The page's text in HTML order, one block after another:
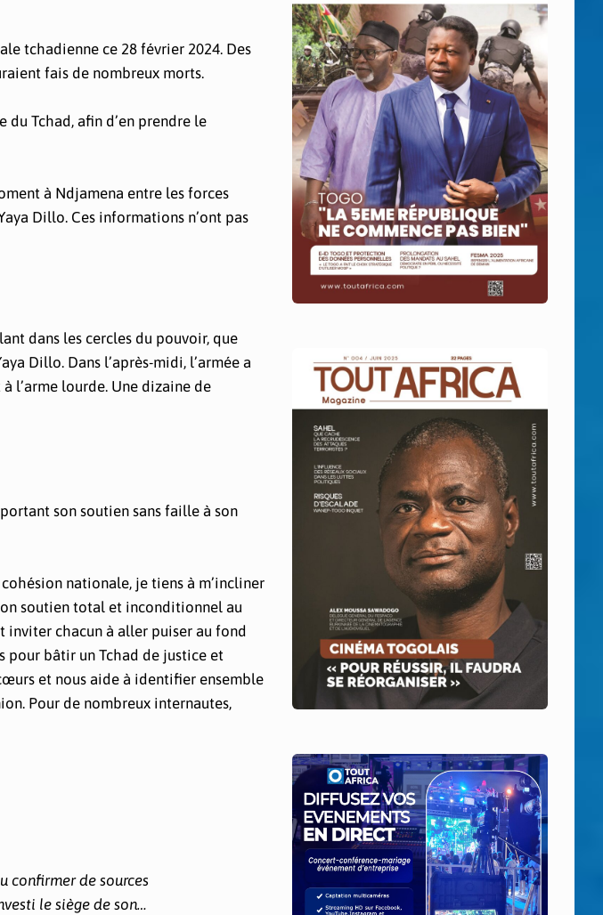
tchadienne ce 28 février 2024. Des
fais de nombreux morts.
Tchad, afin d’en prendre le
à Ndjamena entre les forces
Dillo. Ces informations n’ont pas
dans les cercles du pouvoir, que
Dillo. Dans l’après-midi, l’armée a
l’arme lourde. Une dizaine de
son soutien sans faille à son
nationale, je tiens à m’incliner
soutien total et inconditionnel au
inviter chacun à aller puiser au fond
bâtir un Tchad de justice et
et nous aide à identifier ensemble
Pour de nombreux internautes,
confirmer de sources
le siège de son…